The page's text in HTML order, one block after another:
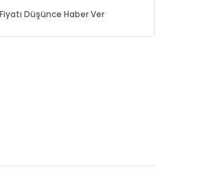
Fiyatı Düşünce Haber Ver